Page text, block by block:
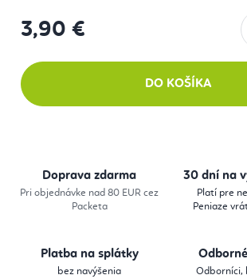
3,90 €
DO KOŠÍKA
Doprava zdarma
Pri objednávke nad 80 EUR cez
Packeta
30 dní na
Platí pre
Peniaze
Platba na splátky
bez navýšenia
Odborníci,